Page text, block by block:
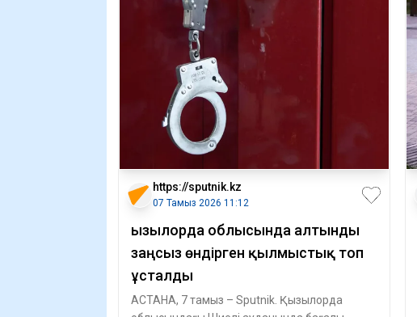
https://sputnik.kz
07 Тамыз 2026 11:12
Қызылорда облысында алтынды
заңсыз өндірген қылмыстық топ
ұсталды
АСТАНА, 7 тамыз – Sputnik. Қызылорда